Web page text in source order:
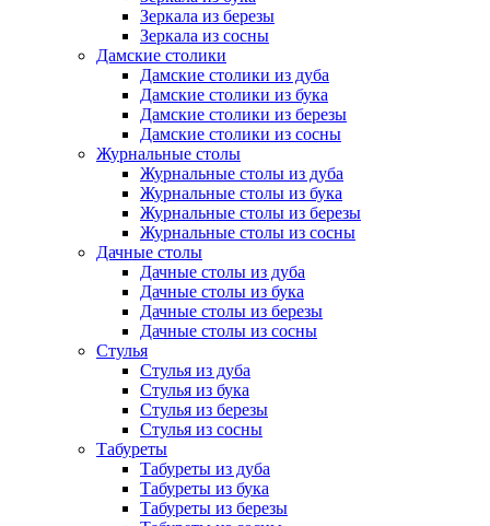
Зеркала из березы
Зеркала из сосны
Дамские столики
Дамские столики из дуба
Дамские столики из бука
Дамские столики из березы
Дамские столики из сосны
Журнальные столы
Журнальные столы из дуба
Журнальные столы из бука
Журнальные столы из березы
Журнальные столы из сосны
Дачные столы
Дачные столы из дуба
Дачные столы из бука
Дачные столы из березы
Дачные столы из сосны
Стулья
Стулья из дуба
Стулья из бука
Стулья из березы
Стулья из сосны
Табуреты
Табуреты из дуба
Табуреты из бука
Табуреты из березы